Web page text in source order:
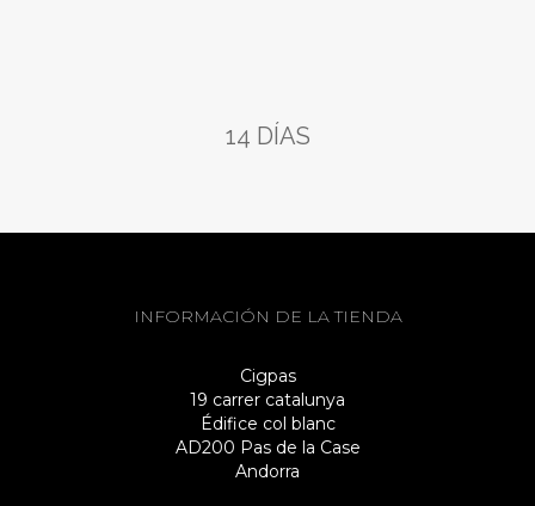
14 DÍAS
INFORMACIÓN DE LA TIENDA
Cigpas
19 carrer catalunya
Édifice col blanc
AD200 Pas de la Case
Andorra